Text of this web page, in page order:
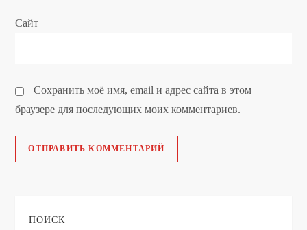
м
Сайт
Сохранить моё имя, email и адрес сайта в этом
браузере для последующих моих комментариев.
ПОИСК